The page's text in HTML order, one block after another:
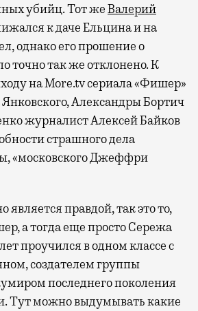
убийц. Тот жеВалерий
к даче Ельцина и на
однако его прошение о
точно так же отклонено. К
на More.tv сериала «Фишер»
Александры Бортич
журналист Алексей Байков
страшного дела
«московского Джеффри
является правдой, так это то,
а тогда еще просто Сережа
проучился в одном классе с
создателем группы
последнего поколения
Тут можно выдумывать какие